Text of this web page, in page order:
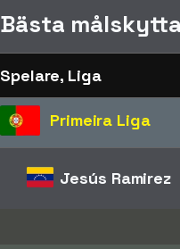
Bästa
Spelare, Liga
Primeira Liga
Jesús Ramirez